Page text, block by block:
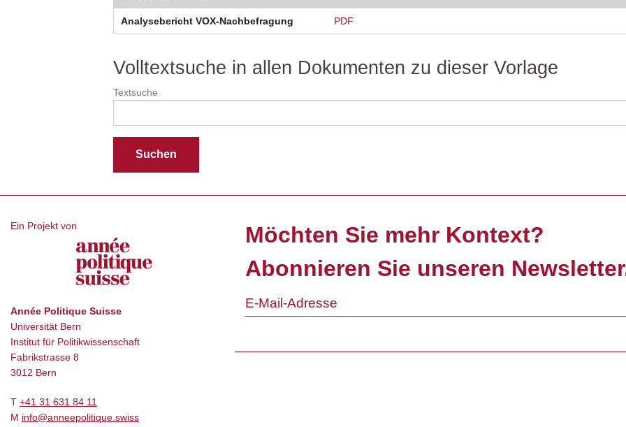
Analysebericht VOX-Nachbefragung PDF
Volltextsuche in allen Dokumenten zu dieser Vorlage
Textsuche
Ein Projekt von
Année Politique Suisse
Universität Bern
Institut für Politikwissenschaft
Fabrikstrasse 8
3012 Bern
T +41 31 631 84 11
M info@anneepolitique.swiss
Möchten Sie mehr Kontext?
Abonnieren Sie unseren